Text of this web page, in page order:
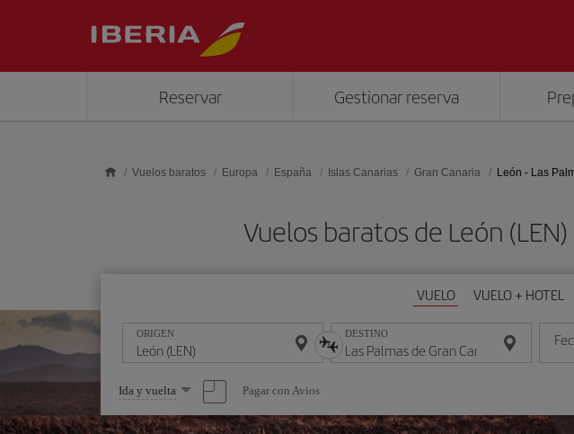
Reservar Gestionar reserva
Vuelos baratos Europa España Islas Canarias Gran Canaria León - Las
Vuelos baratos de León
VUELO VUELO + HOTEL
ORIGEN DESTINO
Seleccione
una
opción
Ida y vuelta Pagar con Avios